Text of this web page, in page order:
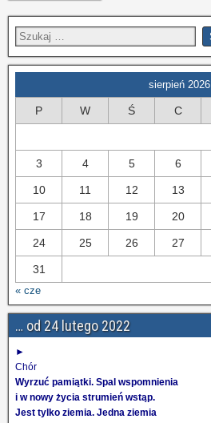
sierpień 2026
P W Ś C
3 4 5 6
10 11 12 13
17 18 19 20
24 25 26 27
31
« cze
… od 24 lutego 2022
►
Chór
Wyrzuć pamiątki. Spal wspomnienia
i w nowy życia strumień wstąp.
Jest tylko ziemia. Jedna ziemia